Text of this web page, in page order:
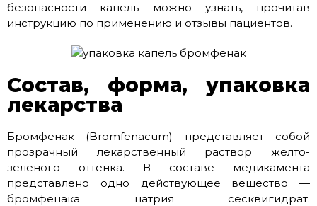
безопасности капель можно узнать, прочитав
инструкцию по применению и отзывы пациентов.
Состав, форма, упаковка
лекарства
Бромфенак (Bromfenacum) представляет собой
прозрачный лекарственный раствор желто-
зеленого оттенка. В составе медикамента
представлено одно действующее вещество —
бромфенака натрия сесквигидрат.